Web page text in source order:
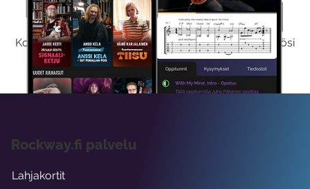
Kokeile Ilmaiseksi
Kokeilemalla ilmaiseksi saat koko sisältömme käyttöösi
viikon ajaksi.
Rockway.fi palvelu
Lahjakortit